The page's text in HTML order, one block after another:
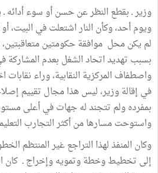
وزير ـ بقطع النظر عن حسن أو سوء أدائه
ويوم أحد، وكأن النار اشتعلت في البيت،
لم يكن محل موافقة حكومتين
بسبب تهديد اتحاد الشغل بعدم المشاركة
واصطفاف المركزية النقابية، وراء
في إقالة وزير، ليس هذا مجال تقييم
بمفرده ولم تتجند له جهات في أعلى
واستوحت مسارها من أكثر التجارب
وكان المنفذ لهذا التراجع غير المنتظم
إلى تخطيط وخطة وتمويه وإخراج ـ كان